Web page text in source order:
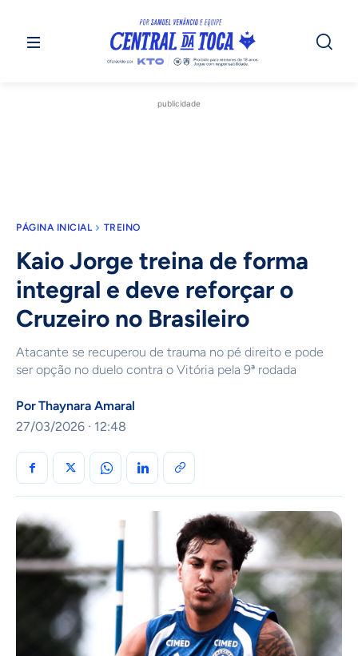
publicidade
PÁGINA INICIAL TREINO
Kaio Jorge treina de forma
integral e deve reforçar o
Cruzeiro no Brasileiro
Atacante se recuperou de trauma no pé direito e pode
ser opção no duelo contra o Vitória pela 9ª rodada
PorThaynara Amaral
27/03/2026 · 12:48